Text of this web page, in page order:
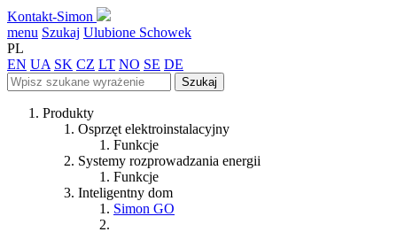
Kontakt-Simon
menu Szukaj Ulubione Schowek
PL
EN UA SK CZ LT NO SE DE
Szukaj
Produkty
Osprzęt elektroinstalacyjny
Funkcje
Systemy rozprowadzania energii
Funkcje
Inteligentny dom
Simon GO